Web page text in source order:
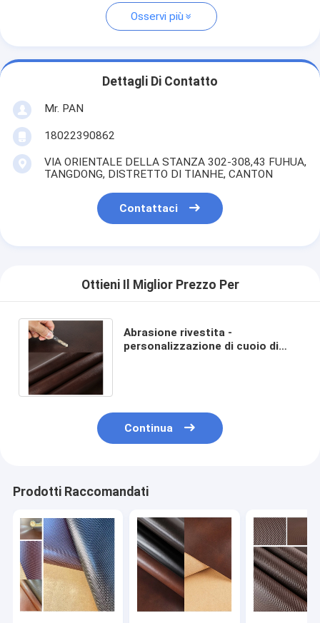
Osservi più
Dettagli Di Contatto
Mr. PAN
18022390862
VIA ORIENTALE DELLA STANZA 302-308,43 FUHUA,
TANGDONG, DISTRETTO DI TIANHE, CANTON
Contattaci
Ottieni Il Miglior Prezzo Per
Abrasione rivestita -
personalizzazione di cuoio di
Continua
Prodotti Raccomandati